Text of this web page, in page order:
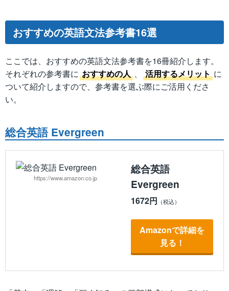
おすすめの英語文法参考書16選
ここでは、おすすめの英語文法参考書を16冊紹介します。
それぞれの参考書に おすすめの人 、 活用するメリット に
ついて紹介しますので、参考書を選ぶ際にご活用くださ
い。
総合英語 Evergreen
https://www.amazon.co.jp
総合英語
Evergreen
1672円
Amazonで詳細を
見る！